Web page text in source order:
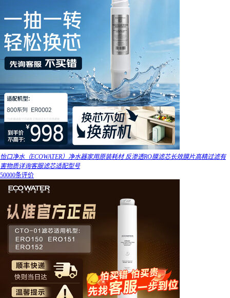
怡口净水（ECOWATER）净水器家用原装耗材 反渗透RO膜滤芯长效膜片高精过滤有
害物质详询客服滤芯适配型号
50000条评价